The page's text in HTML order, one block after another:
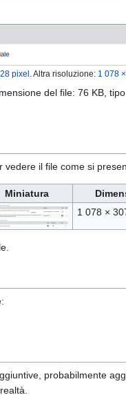
pixel Altra risoluzione: 1 078
del file: 76 KB,
il file come si
Miniatura
1 078 ×
probabilmente